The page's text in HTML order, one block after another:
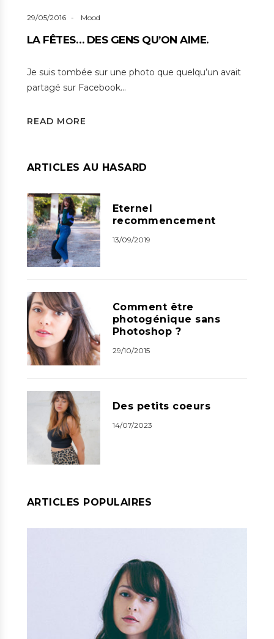
29/05/2016 Mood
LA FÊTES… DES GENS QU’ON AIME.
Je suis tombée sur une photo que quelqu’un avait
partagé sur Facebook…
READ MORE
ARTICLES AU HASARD
Eternel
recommencement
13/09/2019
Comment être
photogénique sans
Photoshop ?
29/10/2015
Des petits coeurs
14/07/2023
ARTICLES POPULAIRES